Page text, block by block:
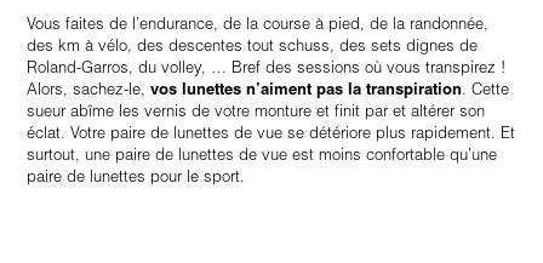
Vous faites de l’endurance, de la course à pied, de la randonnée,
des km à vélo, des descentes tout schuss, des sets dignes de
Roland-Garros, du volley, … Bref des sessions où vous transpirez !
Alors, sachez-le,vos lunettes n’aiment pas la transpiration. Cette
sueur abîme les vernis de votre monture et finit par et altérer son
éclat. Votre paire de lunettes de vue se détériore plus rapidement. Et
surtout, une paire de lunettes de vue est moins confortable qu’une
paire de lunettes pour le sport.